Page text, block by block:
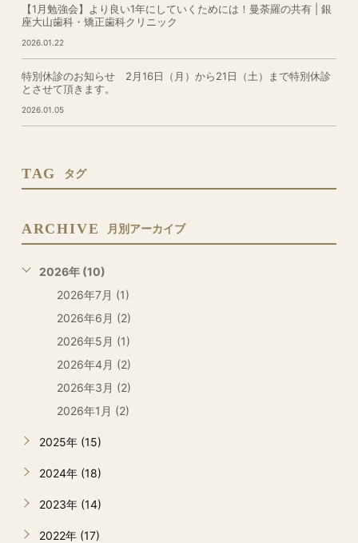
【1月勉強会】より良い1年にしていくためには！曼荼羅の共有 | 銀
座大山歯科・矯正歯科クリニック
2026.01.22
特別休診のお知らせ 2月16日（月）から21日（土）まで特別休診
とさせて頂きます。
2026.01.05
TAG タグ
ARCHIVE 月別アーカイブ
2026年 (10)
2026年7月 (1)
2026年6月 (2)
2026年5月 (1)
2026年4月 (2)
2026年3月 (2)
2026年1月 (2)
2025年 (15)
2024年 (18)
2023年 (14)
2022年 (17)